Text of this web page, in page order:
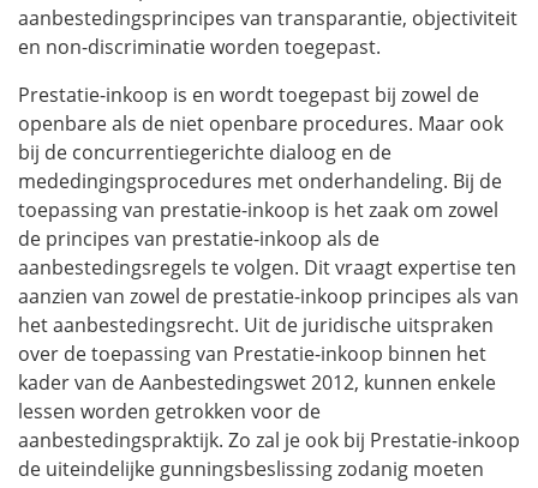
aanbestedingsprincipes van transparantie, objectiviteit
en non-discriminatie worden toegepast.
Prestatie-inkoop is en wordt toegepast bij zowel de
openbare als de niet openbare procedures. Maar ook
bij de concurrentiegerichte dialoog en de
mededingingsprocedures met onderhandeling. Bij de
toepassing van prestatie-inkoop is het zaak om zowel
de principes van prestatie-inkoop als de
aanbestedingsregels te volgen. Dit vraagt expertise ten
aanzien van zowel de prestatie-inkoop principes als van
het aanbestedingsrecht. Uit de juridische uitspraken
over de toepassing van Prestatie-inkoop binnen het
kader van de Aanbestedingswet 2012, kunnen enkele
lessen worden getrokken voor de
aanbestedingspraktijk. Zo zal je ook bij Prestatie-inkoop
de uiteindelijke gunningsbeslissing zodanig moeten